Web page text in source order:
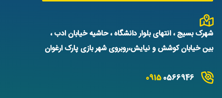
شهرک بسیج ، انتهای بلوار دانشگاه ، حاشیه خیابان ادب ،
بین خیابان کوشش و نیایش،روبروی شهر بازی پارک ارغوان
09150566946